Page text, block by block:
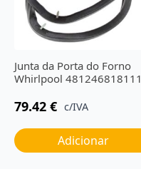
Junta da Porta do Forno
Whirlpool 481246818111
79.42 € c/IVA
Adicionar